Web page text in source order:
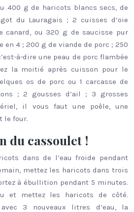
400 g de haricots blancs secs, de
du Lauragais ; 2 cuisses d’oie
canard, ou 320 g de saucisse pur
en 4 ; 200 g de viande de porc ; 250
à-dire une peau de porc flambée
la moitié après cuisson pour le
os de porc ou 1 carcasse de
; 2 gousses d’ail ; 3 grosses
il vous faut une poêle, une
le four.
du cassoulet !
dans de l’eau froide pendant
mettez les haricots dans trois
à ébullition pendant 5 minutes.
et mettez les haricots de côté.
3 nouveaux litres d’eau, la